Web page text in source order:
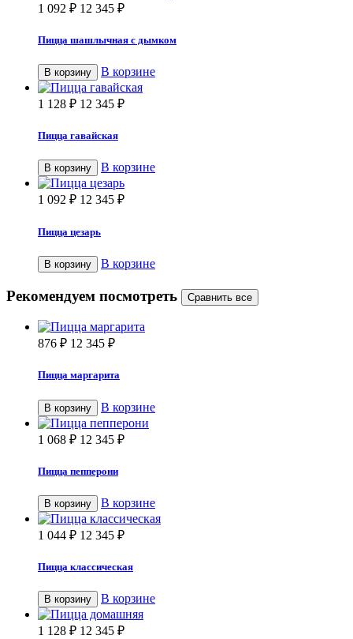
1 092 ₽ 12 345 ₽
Пицца шашлычная с дымком
В корзину В корзине
1 128 ₽ 12 345 ₽
Пицца гавайская
В корзину В корзине
1 092 ₽ 12 345 ₽
Пицца цезарь
В корзину В корзине
Рекомендуем посмотреть
876 ₽ 12 345 ₽
Пицца маргарита
В корзину В корзине
1 068 ₽ 12 345 ₽
Пицца пепперони
В корзину В корзине
1 044 ₽ 12 345 ₽
Пицца классическая
В корзину В корзине
1 128 ₽ 12 345 ₽